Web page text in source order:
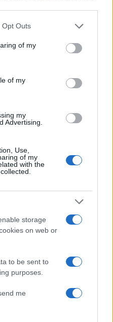
uses one or more Google
behaviour. You may click to
and its third-party tags to
purposes in below Google
Opt Outs
of my
of my
my
Advertising.
Use,
of my
with the
storage
on web or
to be sent to
purposes.
me
στην Κρήτη:
κορίτσι - Το παιδί
αυλή επιχείρησης
με νεκρούς μητέρα
την προσοχή
του ιού του
στην Αττική
Ιατρικό Σύλλογο
της δημόσιας
παραγωγός του
της Μαντόνα «Ray
του προσώπου του
συγκλονίζει η
του αεροπλάνου